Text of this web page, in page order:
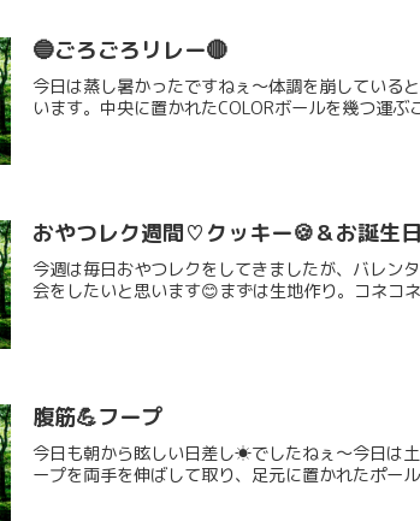
🔵ごろごろリレー🔴
今日は蒸し暑かったですねぇ〜体調を崩している
います。中央に置かれたCOLORボールを幾つ運
おやつレク週間♡クッキー🍪＆お誕生
今週は毎日おやつレクをしてきましたが、バレン
会をしたいと思います😊まずは生地作り。コネコ
腹筋💪フープ
今日も朝から眩しい日差し☀でしたねぇ〜今日は
ープを両手を伸ばして取り、足元に置かれたポー